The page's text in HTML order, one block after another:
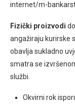
internet/m-
Fizički proizvodi
angažiraju kurirske
obavlja sukladno
smatra se
službi.
Okvirni rok